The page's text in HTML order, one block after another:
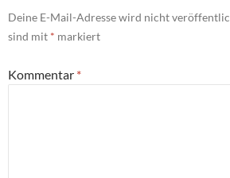
Deine E-Mail-Adresse wird nicht
sind mit * markiert
Kommentar *